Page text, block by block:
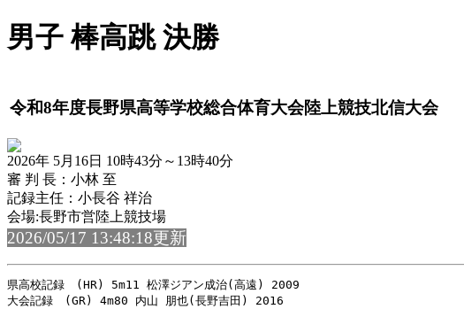
男子 棒高跳 決勝
令和8年度長野県高等学校総合体育大会陸上競技北信大会
2026年 5月16日 10時43分～13時40分
審 判 長：小林 至
記録主任：小長谷 祥治
会場:長野市営陸上競技場
2026/05/17 13:48:18更新
県高校記録　(HR) 5m11 松澤ジアン成治(高遠) 2009